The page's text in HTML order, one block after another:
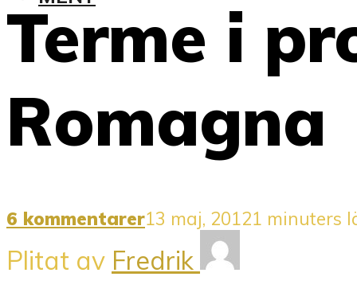
Terme i
Romagna
6 kommentarer13 maj, 20121 minuters
Plitat av Fredrik